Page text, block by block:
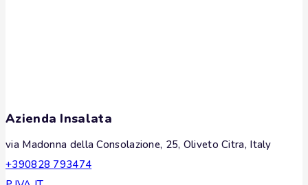
Azienda Insalata
via Madonna della Consolazione, 25, Oliveto Citra, Italy
+390828 793474